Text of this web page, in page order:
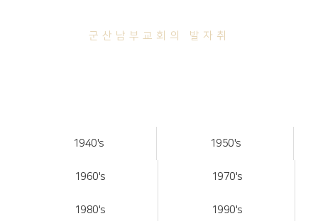
군산남부교회의 발자취
1940's 1950's
1960's 1970's
1980's 1990's